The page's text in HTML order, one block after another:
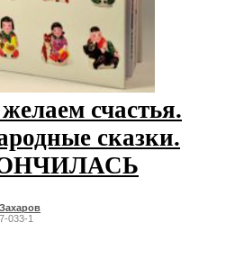
счастья.
сказки.
033-1